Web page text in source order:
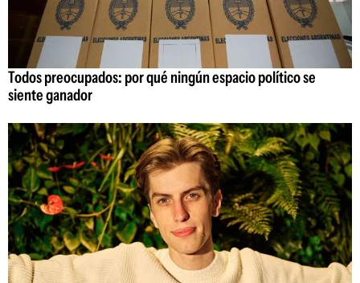
Todos preocupados: por qué ningún espacio político se
siente ganador